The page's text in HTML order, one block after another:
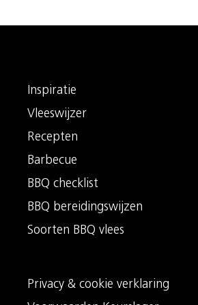
Inspiratie
Vleeswijzer
Recepten
Barbecue
BBQ checklist
BBQ bereidingswijzen
Soorten BBQ vlees
Privacy & cookie verklaring